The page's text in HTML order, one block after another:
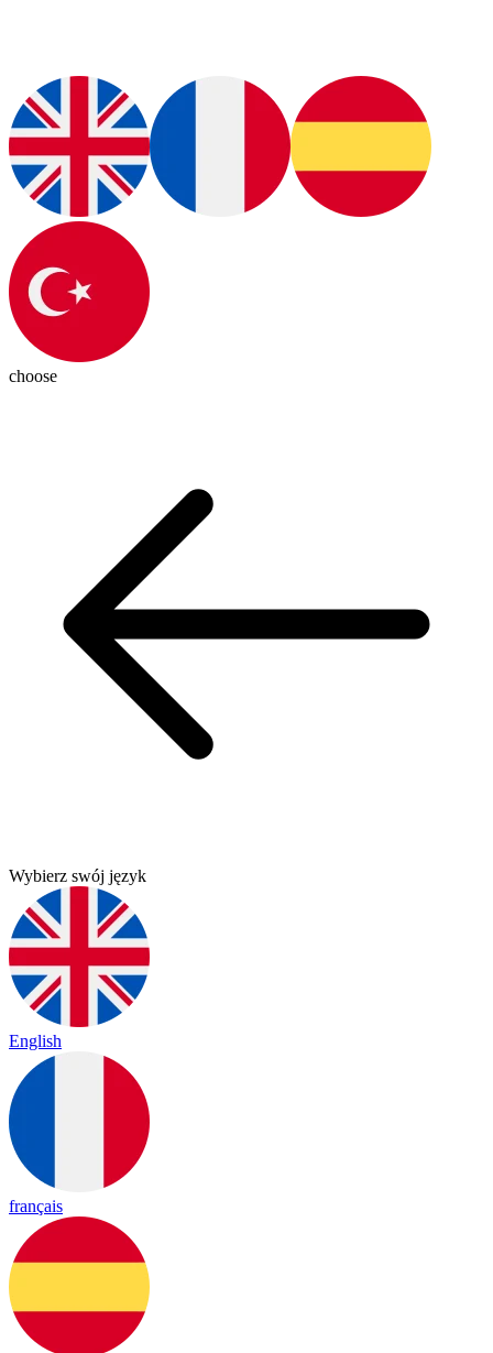
choose
Wybierz swój język
English
français